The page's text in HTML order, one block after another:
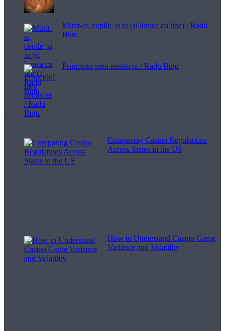
Murit-ai, copile, și tu (și lumea cu tine) / Radu
Buțu
Pruncului meu nenăscut / Radu Buțu
Melodii pentru viață
Comparing Casino Regulations
Across States in the US
How to Understand Casino Game
Variance and Volatility